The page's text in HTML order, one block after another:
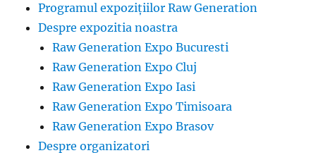
Programul expozițiilor Raw Generation
Despre expozitia noastra
Raw Generation Expo Bucuresti
Raw Generation Expo Cluj
Raw Generation Expo Iasi
Raw Generation Expo Timisoara
Raw Generation Expo Brasov
Despre organizatori